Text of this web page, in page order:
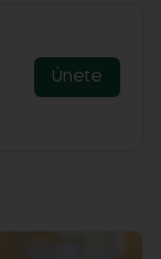
Únete